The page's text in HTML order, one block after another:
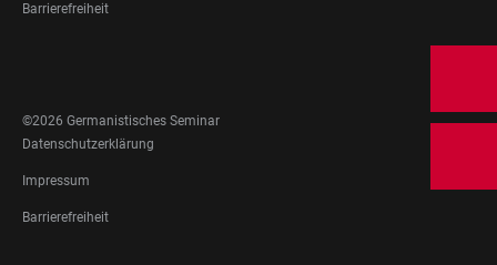
Barrierefreiheit
MEDIA
©2026 Germanistisches Seminar
FOOTER
LEGAL
Datenschutzerklärung
Impressum
Barrierefreiheit